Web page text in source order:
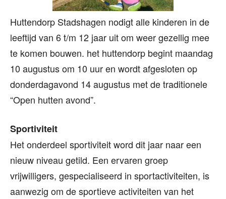
Huttendorp Stadshagen nodigt alle kinderen in de
leeftijd van 6 t/m 12 jaar uit om weer gezellig mee
te komen bouwen. het huttendorp begint maandag
10 augustus om 10 uur en wordt afgesloten op
donderdagavond 14 augustus met de traditionele
“Open hutten avond”.
Sportiviteit
Het onderdeel sportiviteit word dit jaar naar een
nieuw niveau getild. Een ervaren groep
vrijwilligers, gespecialiseerd in sportactiviteiten, is
aanwezig om de sportieve activiteiten van het